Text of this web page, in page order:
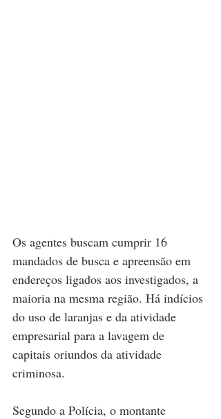
Os agentes buscam cumprir 16
mandados de busca e apreensão em
endereços ligados aos investigados, a
maioria na mesma região. Há indícios
do uso de laranjas e da atividade
empresarial para a lavagem de
capitais oriundos da atividade
criminosa.
Segundo a Polícia, o montante